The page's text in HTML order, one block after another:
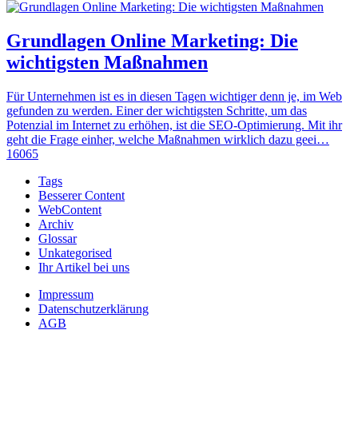
Grundlagen Online Marketing: Die
wichtigsten Maßnahmen
Für Unternehmen ist es in diesen Tagen wichtiger denn je, im Web
gefunden zu werden. Einer der wichtigsten Schritte, um das
Potenzial im Internet zu erhöhen, ist die SEO-Optimierung. Mit ihr
geht die Frage einher, welche Maßnahmen wirklich dazu geei…
16065
Tags
Besserer Content
WebContent
Archiv
Glossar
Unkategorised
Ihr Artikel bei uns
Impressum
Datenschutzerklärung
AGB